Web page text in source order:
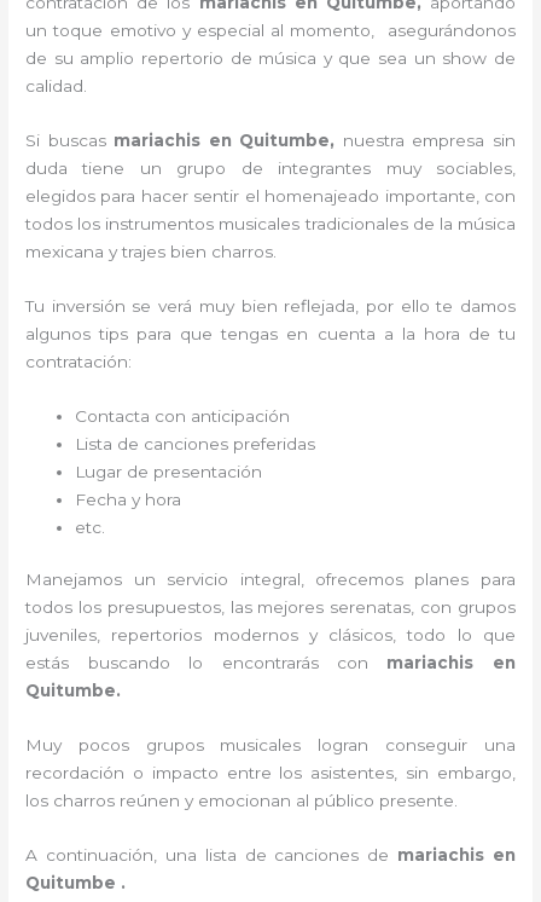
un toque emotivo y especial al momento, asegurándonos
de su amplio repertorio de música y que sea un show de
calidad.
Si buscas mariachis en Quitumbe, nuestra empresa sin
duda tiene un grupo de integrantes muy sociables,
elegidos para hacer sentir el homenajeado importante, con
todos los instrumentos musicales tradicionales de la música
mexicana y trajes bien charros.
Tu inversión se verá muy bien reflejada, por ello te damos
algunos tips para que tengas en cuenta a la hora de tu
contratación:
Contacta con anticipación
Lista de canciones preferidas
Lugar de presentación
Fecha y hora
etc.
Manejamos un servicio integral, ofrecemos planes para
todos los presupuestos, las mejores serenatas, con grupos
juveniles, repertorios modernos y clásicos, todo lo que
estás buscando lo encontrarás con mariachis en
Quitumbe.
Muy pocos grupos musicales logran conseguir una
recordación o impacto entre los asistentes, sin embargo,
los charros reúnen y emocionan al público presente.
A continuación, una lista de canciones de mariachis en
Quitumbe .